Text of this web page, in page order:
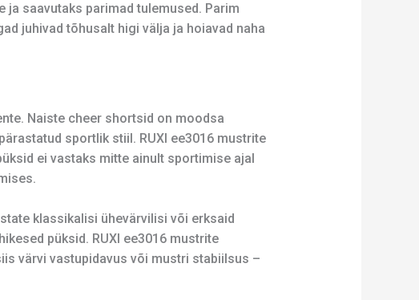
saavutaks parimad tulemused. Parim
juhivad tõhusalt higi välja ja hoiavad naha
Naiste cheer shortsid on moodsa
sportlik stiil. RUXI ee3016 mustrite
ei vastaks mitte ainult sportimise ajal
klassikalisi ühevärvilisi või erksaid
püksid. RUXI ee3016 mustrite
värvi vastupidavus või mustri stabiilsus –